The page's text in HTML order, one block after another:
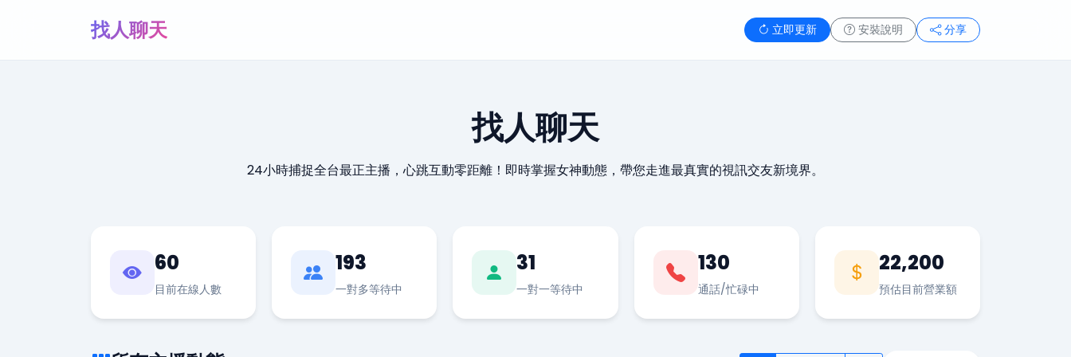
找人聊天 立即更新 安裝說明 分享
找人聊天
24小時捕捉全台最正主播，心跳互動零距離！即時掌握女神動態，帶您走進最真實的視訊交友新境界。
60
目前在線人數
193
一對多等待中
31
一對一等待中
130
通話/忙碌中
22,200
預估目前營業額